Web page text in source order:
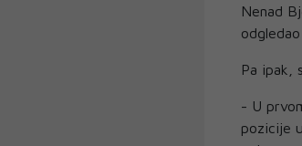
Nenad
Pa ipak,
- U
pozicije